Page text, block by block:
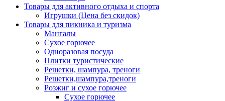
Товары для активного отдыха и спорта
Игрушки (Цена без скидок)
Товары для пикника и туризма
Мангалы
Сухое горючее
Одноразовая посуда
Плитки туристические
Решетки, шампура, треноги
Решетки,шампура,треноги
Розжиг и сухое горючее
Сухое горючее